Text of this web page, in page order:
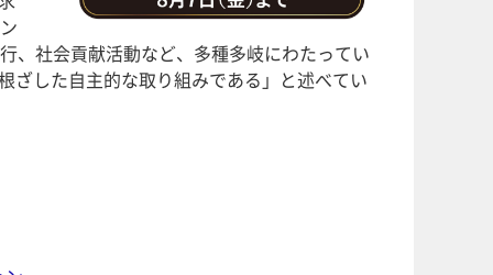
、社会貢献活動など、多種多岐にわたってい
ざした自主的な取り組みである」と述べてい